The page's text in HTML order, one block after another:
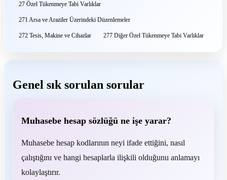
27 Özel Tükenmeye Tabi Varlıklar
271 Arsa ve Araziler Üzerindeki Düzenlemeler
272 Tesis, Makine ve Cihazlar 277 Diğer Özel Tükenmeye Tabi Varlıklar
Genel sık sorulan sorular
Muhasebe hesap sözlüğü ne işe yarar?
Muhasebe hesap kodlarının neyi ifade ettiğini, nasıl
çalıştığını ve hangi hesaplarla ilişkili olduğunu anlamayı
kolaylaştırır.